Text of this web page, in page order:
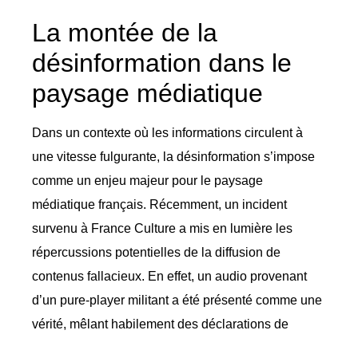
La montée de la
désinformation dans le
paysage médiatique
Dans un contexte où les informations circulent à
une vitesse fulgurante, la désinformation s’impose
comme un enjeu majeur pour le paysage
médiatique français. Récemment, un incident
survenu à France Culture a mis en lumière les
répercussions potentielles de la diffusion de
contenus fallacieux. En effet, un audio provenant
d’un pure-player militant a été présenté comme une
vérité, mêlant habilement des déclarations de